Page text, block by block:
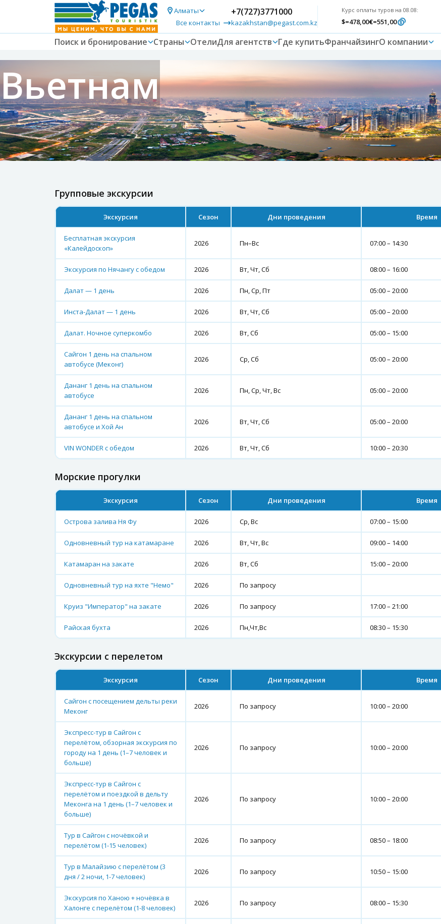
Алматы
Все контакты
+7(727)3771000
kazakhstan@pegast.com.kz
Курс оплаты туров на 08.08:
$=478,00€=551,00
Поиск и бронирование Страны ОтелиДля агентств Где купитьФранчайзингО компании
Вьетнам
Групповые экскурсии
Экскурсия Сезон Дни проведения Время
Бесплатная экскурсия
«Калейдоскоп»
2026 Пн–Вс 07:00 – 14:30
Экскурсия по Нячангу с обедом 2026 Вт, Чт, Сб 08:00 – 16:00
Далат — 1 день 2026 Пн, Ср, Пт 05:00 – 20:00
Инста-Далат — 1 день 2026 Вт, Чт, Сб 05:00 – 20:00
Далат. Ночное суперкомбо 2026 Вт, Сб 05:00 – 15:00
Сайгон 1 день на спальном
автобусе (Меконг)
2026 Ср, Сб 05:00 – 20:00
Дананг 1 день на спальном
автобусе
2026 Пн, Ср, Чт, Вс 05:00 – 20:00
Дананг 1 день на спальном
автобусе и Хой Ан
2026 Вт, Чт, Сб 05:00 – 20:00
VIN WONDER с обедом 2026 Вт, Чт, Сб 10:00 – 20:30
Морские прогулки
Экскурсия Сезон Дни проведения Время
Острова залива Ня Фу 2026 Ср, Вс 07:00 – 15:00
Одновневный тур на катамаране 2026 Вт, Чт, Вс 09:00 – 14:00
Катамаран на закате 2026 Вт, Сб 15:00 – 20:00
Одновневный тур на яхте "Немо" 2026 По запросу
Круиз "Император" на закате 2026 По запросу 17:00 – 21:00
Райская бухта 2026 Пн,Чт,Вс 08:30 – 15:30
Экскурсии с перелетом
Экскурсия Сезон Дни проведения Время
Сайгон с посещением дельты реки
Меконг
2026 По запросу 10:00 – 20:00
Экспресс-тур в Сайгон с
перелётом, обзорная экскурсия по
городу на 1 день (1–7 человек и
больше)
2026 По запросу 10:00 – 20:00
Экспресс-тур в Сайгон с
перелётом и поездкой в дельту
Меконга на 1 день (1–7 человек и
больше)
2026 По запросу 10:00 – 20:00
Тур в Сайгон с ночёвкой и
перелётом (1-15 человек)
2026 По запросу 08:50 – 18:00
Тур в Малайзию с перелётом (3
дня / 2 ночи, 1-7 человек)
2026 По запросу 10:50 – 15:00
Экскурсия по Ханою + ночёвка в
Халонге с перелётом (1-8 человек)
2026 По запросу 08:00 – 15:30